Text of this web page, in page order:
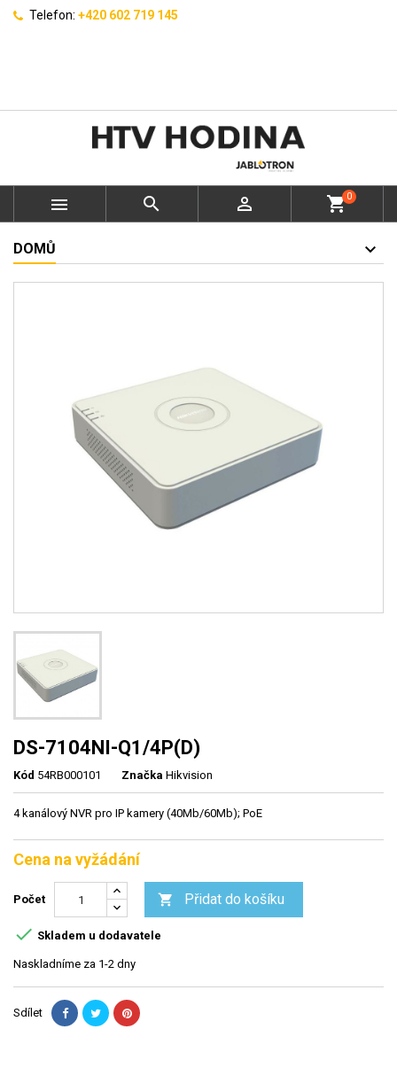
Telefon: +420 602 719 145
   shopping_cart0
DOMŮ
DS-7104NI-Q1/4P(D)
Kód 54RB000101 Značka Hikvision
4 kanálový NVR pro IP kamery (40Mb/60Mb); PoE
Cena na vyžádání
Počet  Přidat do košíku
 Skladem u dodavatele
Naskladníme za 1-2 dny
Sdílet